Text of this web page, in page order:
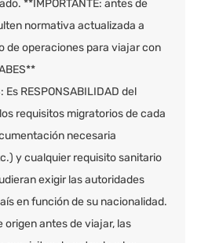
**IMPORTANTE: antes de
normativa actualizada a
de operaciones para viajar con
Es RESPONSABILIDAD del
requisitos migratorios de cada
necesaria
y cualquier requisito sanitario
exigir las autoridades
en función de su nacionalidad.
origen antes de viajar, las